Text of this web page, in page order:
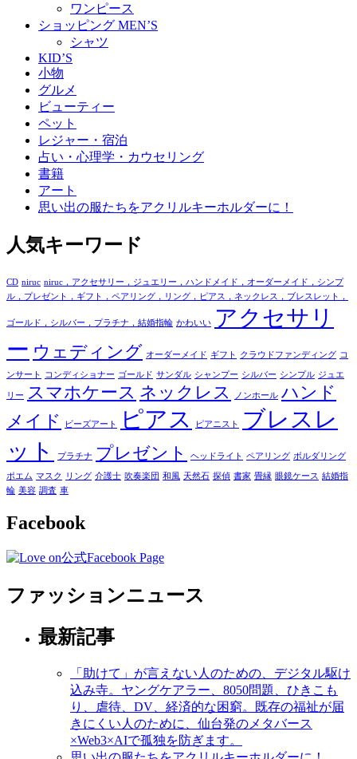
ワンピース
ショッピング MEN’S
シャツ
KID’S
小物
グルメ
ビューティー
ペット
レジャー・宿泊
占い・心理学・カウセリング
書籍
アート
思い出の服たちをアクリルキーホルダーに！
人気キーワード
CD niruc niruc，アクセサリー，ジュエリー，ハンドメイド，オーダーメイド，シンプ
ル，プレゼント，ギフト，ペアリング，リング，ピアス，ネックレス，ブレスレット，
ゴールド，シルバー，プラチナ，結婚指輪 かわいい
アクセサリ
ー ウェディング オーダーメイド ギフト クラウドファンディング コ
ンサート コンディショナー ゴールド サンダル シャンプー シルバー シンプル ジュエ
リー スマホケース ネックレス ノンホール ハンド
メイド
ビーズアート ピアス ピアニスト
ブレスレ
ット
プラチナ プレゼント ヘッドライト ペアリング ボルダリング
ポエム マスク リング 介護士 吹奏楽団 和風 天然石 探偵 書家 畳縁 眼鏡ケース 結婚指
輪 美容 調査 車
Facebook
ファッションニュース
最新記事
「助けて」が言えない人のための、デジタル駆け
込み寺。ヤングケアラー、8050問題、ひきこも
り、虐待、DV、経済的な困窮。既存の福祉が届
きにくい人のために、仙台発のメタバース
×Web3×AIで孤独を防ぎます。